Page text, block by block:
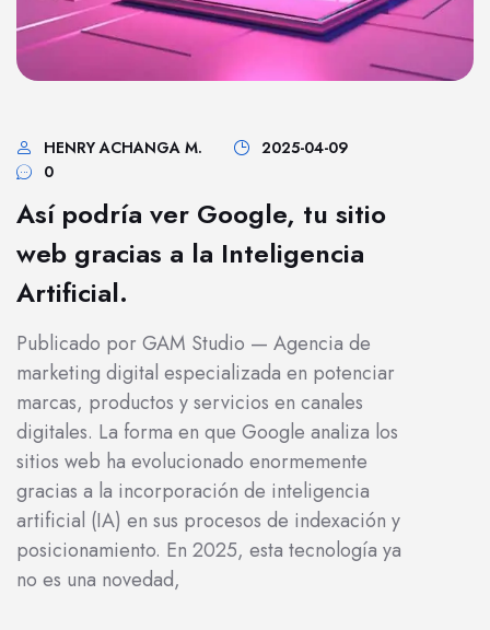
HENRY ACHANGA M.
2025-04-09
0
Así podría ver Google, tu sitio
web gracias a la Inteligencia
Artificial.
Publicado por GAM Studio — Agencia de
marketing digital especializada en potenciar
marcas, productos y servicios en canales
digitales. La forma en que Google analiza los
sitios web ha evolucionado enormemente
gracias a la incorporación de inteligencia
artificial (IA) en sus procesos de indexación y
posicionamiento. En 2025, esta tecnología ya
no es una novedad,